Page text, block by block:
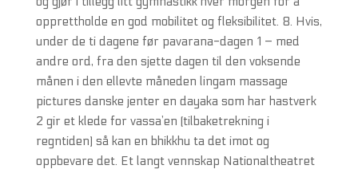
opprettholde en god mobilitet og fleksibilitet. 8. Hvis,
under de ti dagene før pavarana-dagen 1 – med
andre ord, fra den sjette dagen til den voksende
månen i den ellevte måneden lingam massage
pictures danske jenter en dayaka som har hastverk
2 gir et klede for vassa’en (tilbaketrekning i
regntiden) så kan en bhikkhu ta det imot og
oppbevare det. Et langt vennskap Nationaltheatret